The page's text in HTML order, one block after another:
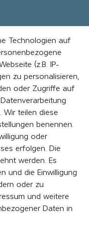
AUF DEM
dich damit einverstanden,
Aktionen und
Abonnieren
gelesen
Technologien auf
(z.B. IP-
zu personalisieren,
oder Zugriffe auf
Wir teilen diese
benennen.
oder
erfolgen. Die
werden. Es
und die Einwilligung
oder zu
und weitere
Daten in